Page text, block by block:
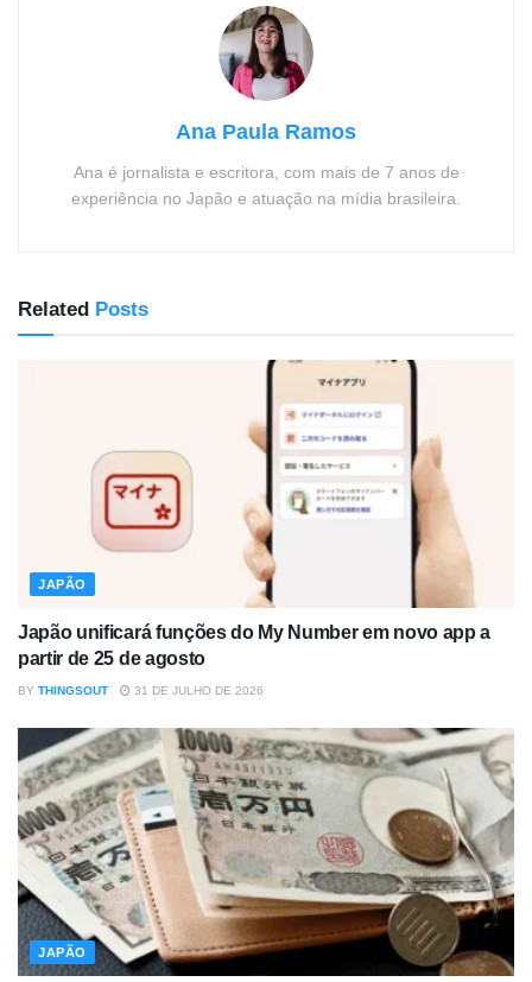
Ana Paula Ramos
Ana é jornalista e escritora, com mais de 7 anos de
experiência no Japão e atuação na mídia brasileira.
Related Posts
JAPÃO
Japão unificará funções do My Number em novo app a
partir de 25 de agosto
BY THINGSOUT 31 DE JULHO DE 2026
JAPÃO